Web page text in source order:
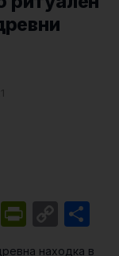
Email
находка в